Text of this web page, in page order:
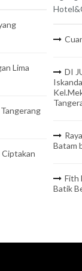
Lima
DI
Batam
Fith
Batik